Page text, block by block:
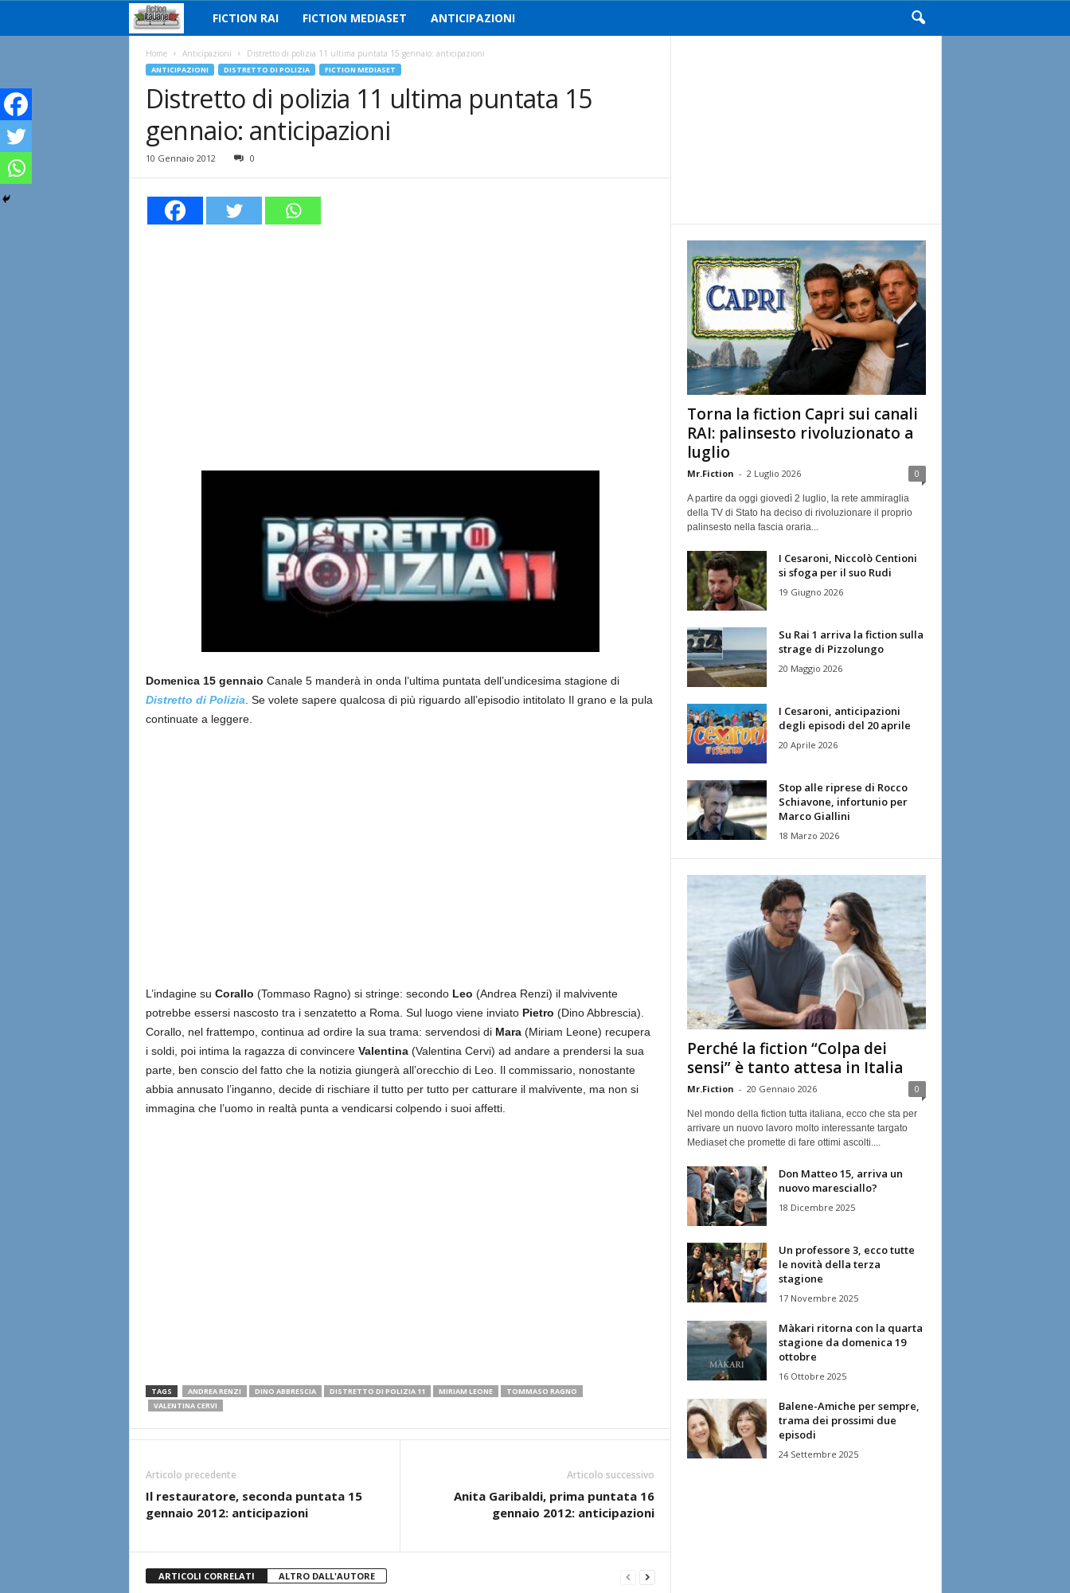
i
i
n
n
FICTION RAI FICTION MEDIASET ANTICIPAZIONI
Home Anticipazioni Distretto di polizia 11 ultima puntata 15 gennaio: anticipazioni
ANTICIPAZIONI DISTRETTO DI POLIZIA FICTION MEDIASET
Distretto di polizia 11 ultima puntata 15
gennaio: anticipazioni
10 Gennaio 2012 0
Domenica 15 gennaio Canale 5 manderà in onda l’ultima puntata dell’undicesima stagione di
Distretto di Polizia . Se volete sapere qualcosa di più riguardo all’episodio intitolato Il grano e la pula
continuate a leggere.
L’indagine su Corallo (Tommaso Ragno) si stringe: secondo Leo (Andrea Renzi) il malvivente
potrebbe essersi nascosto tra i senzatetto a Roma. Sul luogo viene inviato Pietro (Dino Abbrescia).
Corallo, nel frattempo, continua ad ordire la sua trama: servendosi di Mara(Miriam Leone) recupera
i soldi, poi intima la ragazza di convincere Valentina(Valentina Cervi) ad andare a prendersi la sua
parte, ben conscio del fatto che la notizia giungerà all’orecchio di Leo. Il commissario, nonostante
abbia annusato l’inganno, decide di rischiare il tutto per tutto per catturare il malvivente, ma non si
immagina che l’uomo in realtà punta a vendicarsi colpendo i suoi affetti.
TAGS ANDREA RENZI DINO ABBRESCIA DISTRETTO DI POLIZIA 11 MIRIAM LEONE
TOMMASO RAGNO
VALENTINA CERVI
Articolo precedente
Il restauratore, seconda puntata 15
gennaio 2012: anticipazioni
Articolo successivo
Anita Garibaldi, prima puntata 16
gennaio 2012: anticipazioni
ARTICOLI CORRELATI ALTRO DALL'AUTORE
Torna la fiction Capri sui canali
RAI: palinsesto rivoluzionato a
luglio
Mr.Fiction - 2 Luglio 2026 0
A partire da oggi giovedì 2 luglio, la rete ammiraglia
della TV di Stato ha deciso di rivoluzionare il proprio
palinsesto nella fascia oraria...
I Cesaroni, Niccolò Centioni
si sfoga per il suo Rudi
19 Giugno 2026
Su Rai 1 arriva la fiction sulla
strage di Pizzolungo
20 Maggio 2026
I Cesaroni, anticipazioni
degli episodi del 20 aprile
20 Aprile 2026
Stop alle riprese di Rocco
Schiavone, infortunio per
Marco Giallini
18 Marzo 2026
Perché la fiction “Colpa dei
sensi” è tanto attesa in Italia
Mr.Fiction - 20 Gennaio 2026 0
Nel mondo della fiction tutta italiana, ecco che sta per
arrivare un nuovo lavoro molto interessante targato
Mediaset che promette di fare ottimi ascolti....
Don Matteo 15, arriva un
nuovo maresciallo?
18 Dicembre 2025
Un professore 3, ecco tutte
le novità della terza
stagione
17 Novembre 2025
Màkari ritorna con la quarta
stagione da domenica 19
ottobre
16 Ottobre 2025
Balene-Amiche per sempre,
trama dei prossimi due
episodi
24 Settembre 2025